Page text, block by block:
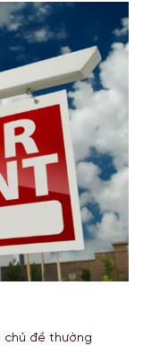
đề thường